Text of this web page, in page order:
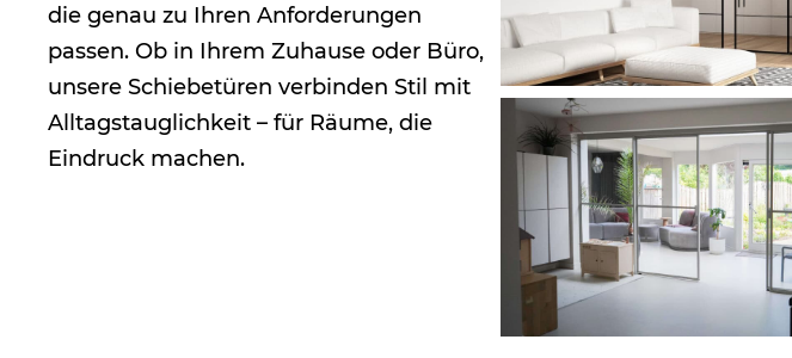
die genau zu Ihren Anforderungen
passen. Ob in Ihrem Zuhause oder Büro,
unsere Schiebetüren verbinden Stil mit
Alltagstauglichkeit – für Räume, die
Eindruck machen.